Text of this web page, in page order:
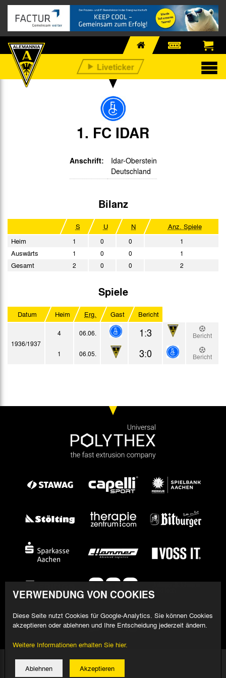
1. FC IDAR
Anschrift:
Idar-Oberstein
Deutschland
Bilanz
S U N
Anz. Spiele
Heim
1 0 0 1
Auswärts 1 0 0 1
Gesamt 2 0 0 2
Spiele
Datum Heim Erg. Gast Bericht
1936/1937
4 06.06. 1:3
Bericht
1
06.05. 3:0 Bericht
© 2026 Alemannia Aachen - Alle Rechte vorbehalten
VERWENDUNG VON COOKIES
Diese Seite nutzt Cookies für Google-Analytics. Sie können Cookies
akzeptieren oder ablehnen und Ihre Entscheidung jederzeit ändern.
Weitere Informationen erhalten Sie hier.
Ablehnen Akzeptieren